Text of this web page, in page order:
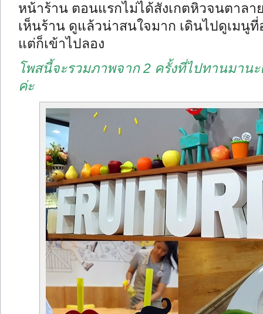
หน้าร้าน ตอนแรกไม่ได้สังเกตหิวจนตาลา
เห็นร้าน ดูแล้วน่าสนใจมาก เดินไปดูเมนู
แต่ก็เข้าไปลอง
โพสนี้จะรวมภาพจาก 2 ครั้งที่ไปทานมานะ
ค่ะ